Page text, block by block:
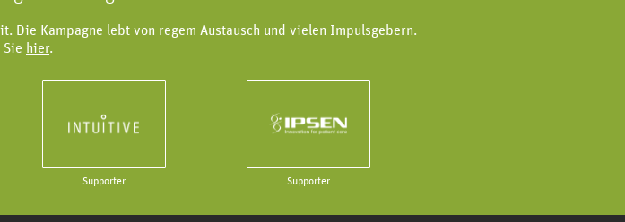
Die Kampagne lebt von regem Austausch und vielen Impulsgebern.
Sie hier.
Supporter Supporter